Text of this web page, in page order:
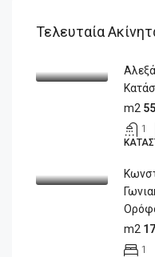
Τελευταία
m2
1
m2
1